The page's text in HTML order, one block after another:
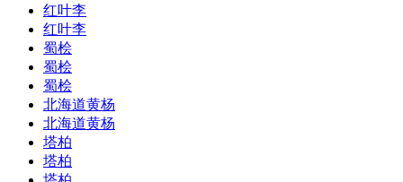
红叶李
红叶李
蜀桧
蜀桧
蜀桧
北海道黄杨
北海道黄杨
塔柏
塔柏